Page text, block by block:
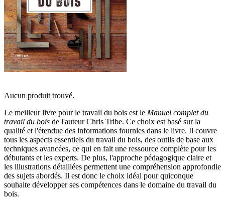
Aucun produit trouvé.
Le meilleur livre pour le travail du bois est le Manuel complet du
travail du bois de l'auteur Chris Tribe. Ce choix est basé sur la
qualité et l'étendue des informations fournies dans le livre. Il couvre
tous les aspects essentiels du travail du bois, des outils de base aux
techniques avancées, ce qui en fait une ressource complète pour les
débutants et les experts. De plus, l'approche pédagogique claire et
les illustrations détaillées permettent une compréhension approfondie
des sujets abordés. Il est donc le choix idéal pour quiconque
souhaite développer ses compétences dans le domaine du travail du
bois.